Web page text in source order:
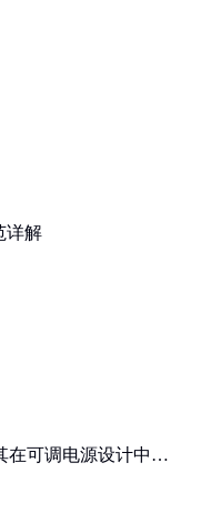
详解
在可调电源设计中的